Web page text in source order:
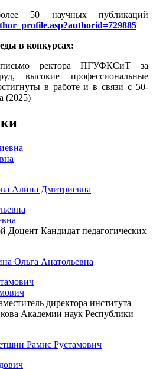
50 научных публикаций
в конкурсах:
письмо ректора ПГУФКСиТ за
высокие профессиональные
в работе и в связи с 50-
(2025)
Алина Дмитриевна
Доцент Кандидат педагогических
Ольга Анатольевна
директора института
Академии наук Республики
Рамис Рустамович